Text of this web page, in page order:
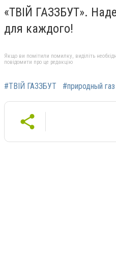
«ТВІЙ ГАЗЗБУТ».
для каждого!
Якщо ви помітили помилку, виділіть
повідомити про це редакцію
#ТВІЙ ГАЗЗБУТ #природный газ